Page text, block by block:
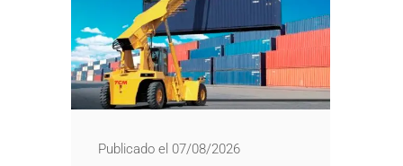
Publicado el 07/08/2026